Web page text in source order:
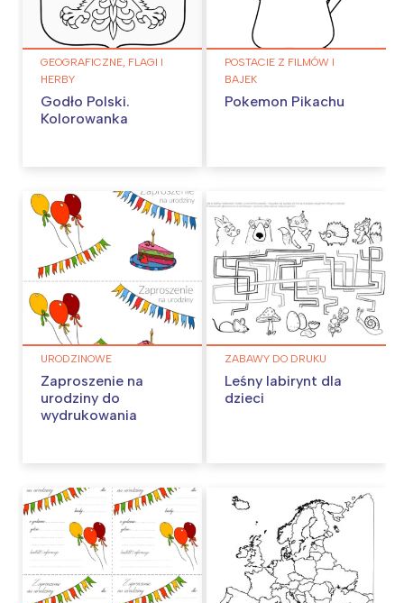
GEOGRAFICZNE, FLAGI I
HERBY
Godło Polski.
Kolorowanka
POSTACIE Z FILMÓW I
BAJEK
Pokemon Pikachu
URODZINOWE
Zaproszenie na
urodziny do
wydrukowania
ZABAWY DO DRUKU
Leśny labirynt dla
dzieci